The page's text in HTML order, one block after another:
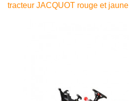
tracteur JACQUOT rouge et jaune